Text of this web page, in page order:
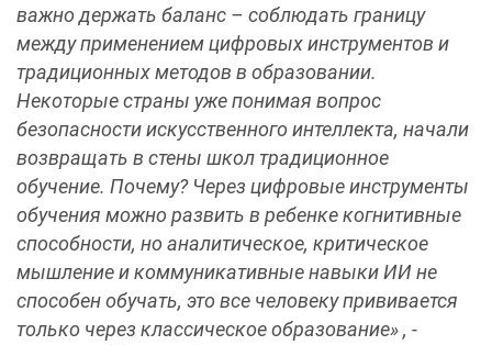
важно держать баланс – соблюдать границу
между применением цифровых инструментов и
традиционных методов в образовании.
Некоторые страны уже понимая вопрос
безопасности искусственного интеллекта, начали
возвращать в стены школ традиционное
обучение. Почему? Через цифровые инструменты
обучения можно развить в ребенке когнитивные
способности, но аналитическое, критическое
мышление и коммуникативные навыки ИИ не
способен обучать, это все человеку прививается
только через классическое образование» , -